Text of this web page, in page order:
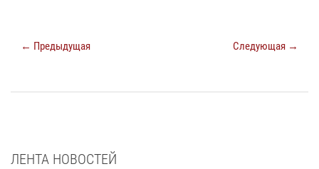
← Предыдущая Следующая →
ЛЕНТА НОВОСТЕЙ